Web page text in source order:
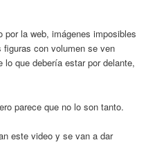
la web, imágenes imposibles
con volumen se ven
que debería estar por delante,
parece que no lo son tanto.
este video y se van a dar